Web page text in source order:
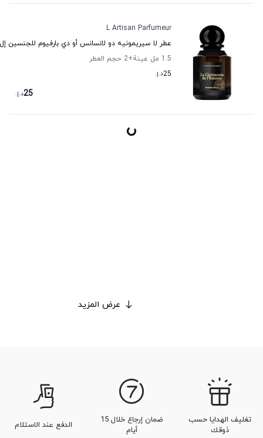
L Artisan Parfumeur
عطر لا سيريمونيه دو لانسانس أو دي بارفيوم للجنسين إل
1.5 مل عينة
+2
حجم العطر
25د.إ.
25د.إ.
عرض المزيد
تغليف الهدايا حسب
ذوقك
ضمان إرجاع خلال 15
أيام
الدفع عند الاستلام